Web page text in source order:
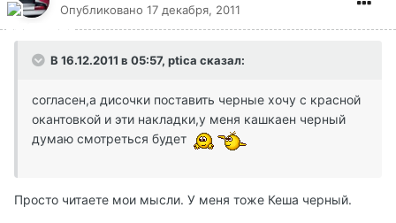
Опубликовано 17 декабря, 2011
В 16.12.2011 в 05:57, ptica сказал:
согласен,а дисочки поставить черные хочу с красной
окантовкой и эти накладки,у меня кашкаен черный
думаю смотреться будет
Просто читаете мои мысли. У меня тоже Кеша черный.